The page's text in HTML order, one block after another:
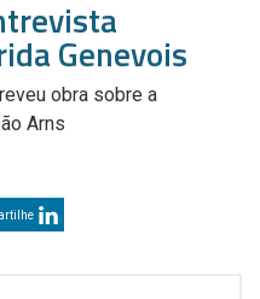
Genevois
obra sobre a
Arns